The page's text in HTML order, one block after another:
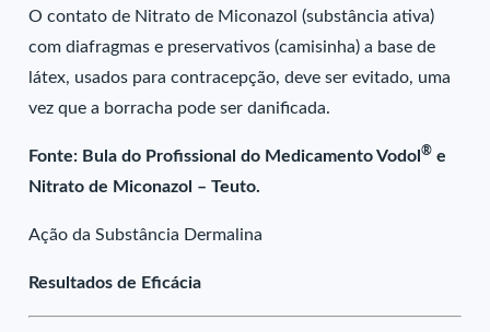
O contato de Nitrato de Miconazol (substância ativa)
com diafragmas e preservativos (camisinha) a base de
látex, usados para contracepção, deve ser evitado, uma
vez que a borracha pode ser danificada.
Fonte: Bula do Profissional do Medicamento Vodol® e
Nitrato de Miconazol – Teuto.
Ação da Substância Dermalina
Resultados de Eficácia